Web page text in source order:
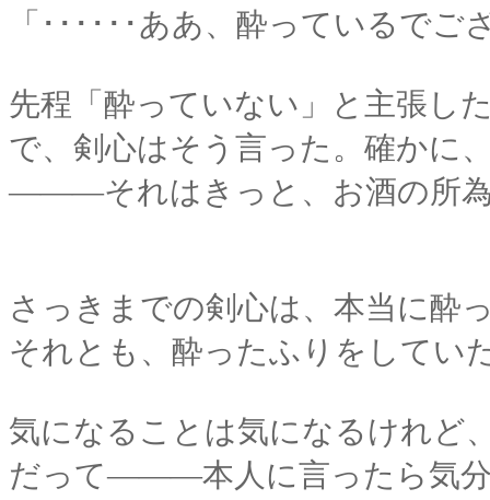
「･･････ああ、酔っているでご
先程「酔っていない」と主張し
で、剣心はそう言った。確かに
―――それはきっと、お酒の所
さっきまでの剣心は、本当に酔
それとも、酔ったふりをしてい
気になることは気になるけれど
だって―――本人に言ったら気